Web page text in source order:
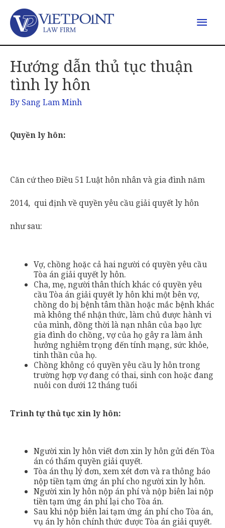
Hướng dẫn thủ tục thuận
tình ly hôn
By Sang Lam Minh
Quyền ly hôn:
Căn cứ theo Điều 51 Luật hôn nhân và gia đình năm
2014, qui định về quyền yêu cầu giải quyết ly hôn
như sau:
Vợ, chồng hoặc cả hai người có quyền yêu cầu
Tòa án giải quyết ly hôn.
Cha, mẹ, người thân thích khác có quyền yêu
cầu Tòa án giải quyết ly hôn khi một bên vợ,
chồng do bị bệnh tâm thần hoặc mắc bệnh khác
mà không thể nhận thức, làm chủ được hành vi
của mình, đồng thời là nạn nhân của bạo lực
gia đình do chồng, vợ của họ gây ra làm ảnh
hưởng nghiêm trọng đến tính mạng, sức khỏe,
tinh thần của họ.
Chồng không có quyền yêu cầu ly hôn trong
trường hợp vợ đang có thai, sinh con hoặc đang
nuôi con dưới 12 tháng tuổi
Trình tự thủ tục xin ly hôn:
Người xin ly hôn viết đơn xin ly hôn gửi đến Tòa
án có thẩm quyền giải quyết.
Tòa án thụ lý đơn, xem xét đơn và ra thông báo
nộp tiền tạm ứng án phí cho người xin ly hôn.
Người xin ly hôn nộp án phí và nộp biên lai nộp
tiền tạm ứng án phí lại cho Tòa án.
Sau khi nộp biên lai tạm ứng án phí cho Tòa án,
vụ án ly hôn chính thức được Tòa án giải quyết.